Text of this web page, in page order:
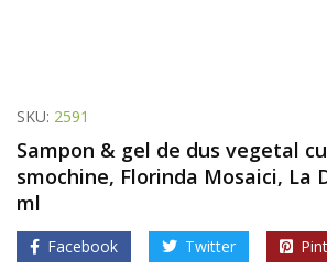
SKU: 2591
Sampon & gel de dus vegetal
smochine, Florinda Mosaici, La
ml
Facebook Twitter